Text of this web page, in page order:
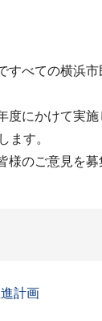
すべての横浜
度にかけて実
ます。
様のご意見を
計画